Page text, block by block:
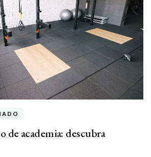
de academia: descubra